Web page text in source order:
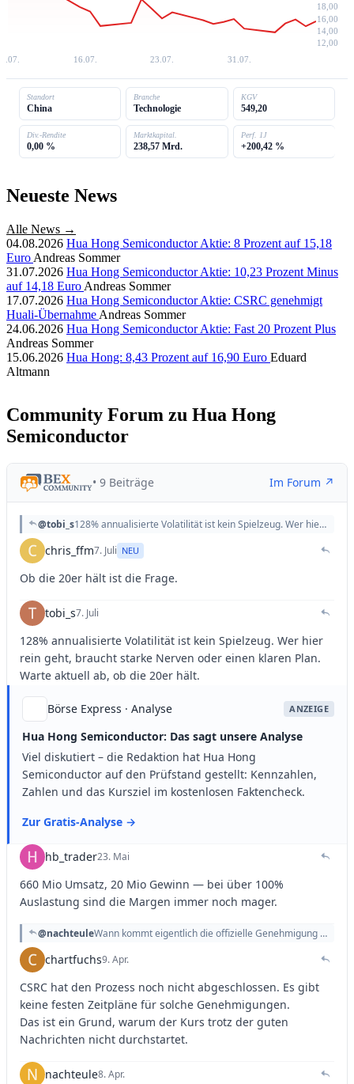
18,00
16,00
14,00
12,00
16.07. 23.07. 31.07.
Standort
China
Branche
Technologie
KGV
549,20
Div.-Rendite
0,00 %
Marktkapital.
238,57 Mrd.
Perf. 1J
+200,42 %
Neueste News
Alle News →
04.08.2026 Hua Hong Semiconductor Aktie: 8 Prozent auf 15,18
Euro Andreas Sommer
31.07.2026 Hua Hong Semiconductor Aktie: 10,23 Prozent Minus
auf 14,18 Euro Andreas Sommer
17.07.2026 Hua Hong Semiconductor Aktie: CSRC genehmigt
Huali-Übernahme Andreas Sommer
24.06.2026 Hua Hong Semiconductor Aktie: Fast 20 Prozent Plus
Andreas Sommer
15.06.2026 Hua Hong: 8,43 Prozent auf 16,90 Euro Eduard
Altmann
Community Forum zu Hua Hong
Semiconductor